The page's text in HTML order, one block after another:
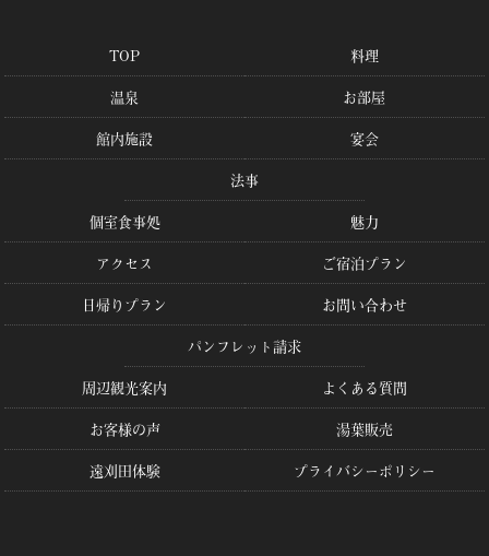
TOP
料理
温泉
お部屋
館内施設
宴会
法事
個室食事処
魅力
アクセス
ご宿泊プラン
日帰りプラン
お問い合わせ
パンフレット請求
周辺観光案内
よくある質問
お客様の声
湯葉販売
遠刈田体験
プライバシーポリシー